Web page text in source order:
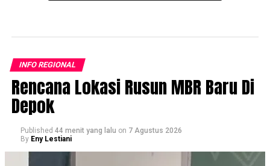
INFO REGIONAL
Rencana Lokasi Rusun MBR Baru Di
Depok
Published 44 menit yang lalu on 7 Agustus 2026
By Eny Lestiani